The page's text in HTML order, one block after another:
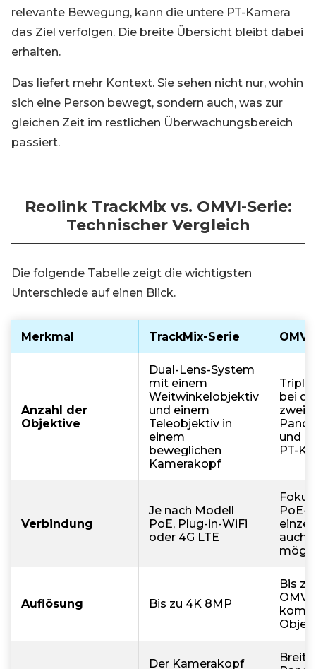
relevante Bewegung, kann die untere PT-Kamera
das Ziel verfolgen. Die breite Übersicht bleibt dabei
erhalten.
Das liefert mehr Kontext. Sie sehen nicht nur, wohin
sich eine Person bewegt, sondern auch, was zur
gleichen Zeit im restlichen Überwachungsbereich
passiert.
Reolink TrackMix vs. OMVI-Serie:
Technischer Vergleich
Die folgende Tabelle zeigt die wichtigsten
Unterschiede auf einen Blick.
Merkmal TrackMix-Serie
Anzahl der
Objektive
Dual-Lens-System
mit einem
Weitwinkelobjektiv
und einem
Teleobjektiv in
einem
beweglichen
Kamerakopf
bei
zwei
und
PT-
Verbindung
Je nach Modell
PoE, Plug-in-WiFi
oder 4G LTE
PoE-
auch
Auflösung Bis zu 4K 8MP
Bis
OMVI
Der Kamerakopf
Breite